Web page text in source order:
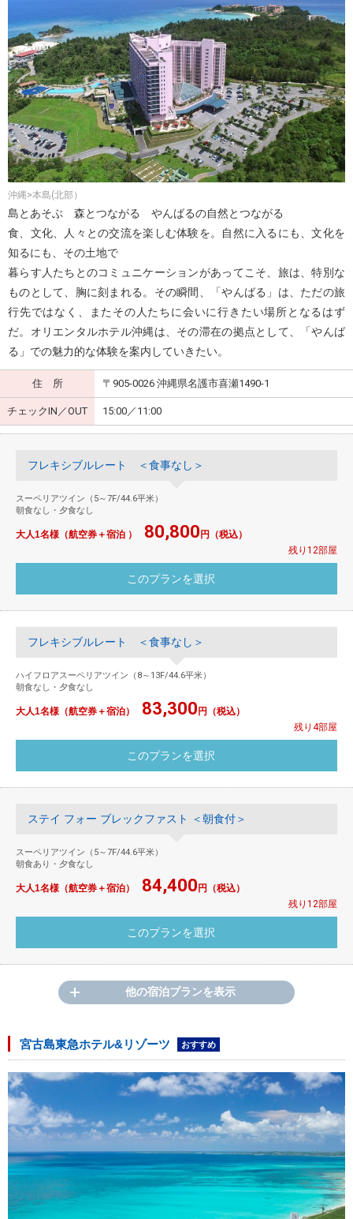
沖縄>本島(北部）
島とあそぶ 森とつながる やんばるの自然とつながる
食、文化、人々との交流を楽しむ体験を。自然に入るにも、文化を
知るにも、その土地で
暮らす人たちとのコミュニケーションがあってこそ、旅は、特別な
ものとして、胸に刻まれる。その瞬間、「やんばる」は、ただの旅
行先ではなく、またその人たちに会いに行きたい場所となるはず
だ。オリエンタルホテル沖縄は、その滞在の拠点として、「やんば
る」での魅力的な体験を案内していきたい。
住 所 〒905-0026 沖縄県名護市喜瀬1490-1
チェックIN／OUT 15:00／11:00
フレキシブルレート ＜食事なし＞
スーペリアツイン（5～7F/44.6平米）
朝食なし・夕食なし
大人1名様（航空券＋宿泊 ） 80,800 円（税込）
残り12部屋
フレキシブルレート ＜食事なし＞
ハイフロアスーペリアツイン（8～13F/44.6平米）
朝食なし・夕食なし
大人1名様（航空券＋宿泊） 83,300 円（税込）
残り4部屋
ステイ フォー ブレックファスト ＜朝食付＞
スーペリアツイン（5～7F/44.6平米）
朝食あり・夕食なし
大人1名様（航空券＋宿泊） 84,400 円（税込）
残り12部屋
他の宿泊プランを表示
宮古島東急ホテル&リゾーツ おすすめ